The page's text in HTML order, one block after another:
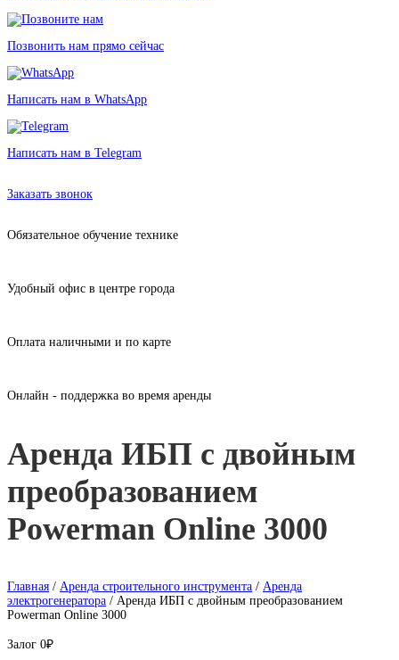
Позвонить нам прямо сейчас
Написать нам в WhatsApp
Написать нам в Telegram
Заказать звонок
Обязательное обучение технике
Удобный офис в центре города
Оплата наличными и по карте
Онлайн - поддержка во время аренды
Аренда ИБП с двойным
преобразованием
Powerman Online 3000
Главная / Аренда строительного инструмента / Аренда
электрогенератора / Аренда ИБП с двойным преобразованием
Powerman Online 3000
Залог 0₽